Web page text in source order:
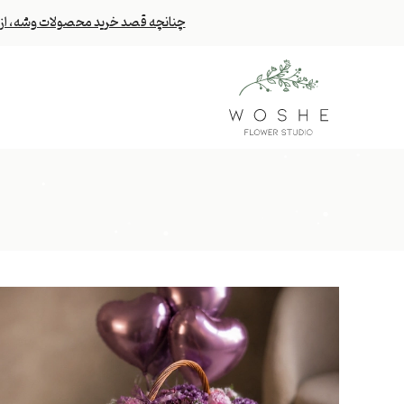
چنانچه قصد خرید محصولات وشه، از